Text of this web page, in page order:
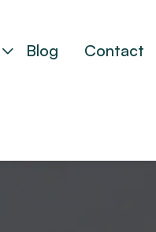
Blog Contact